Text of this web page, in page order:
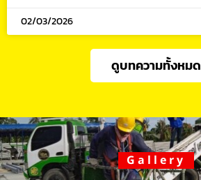
02/03/2026
ดูบทความทั้งหมด
Gallery